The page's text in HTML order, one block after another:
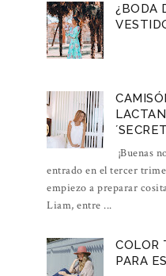
¿BODA
´SECRET
¡Buenas
entrado en el tercer
empiezo a preparar
Liam, entre ...
COLOR
PARA